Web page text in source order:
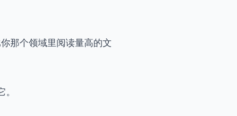
那个领域里阅读量高的文